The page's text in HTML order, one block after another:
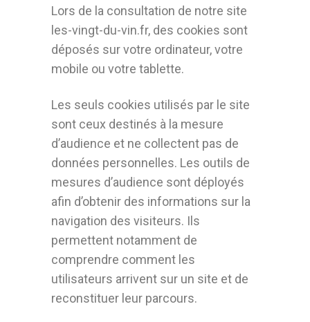
Lors de la consultation de notre site
les-vingt-du-vin.fr, des cookies sont
déposés sur votre ordinateur, votre
mobile ou votre tablette.
Les seuls cookies utilisés par le site
sont ceux destinés à la mesure
d’audience et ne collectent pas de
données personnelles. Les outils de
mesures d’audience sont déployés
afin d’obtenir des informations sur la
navigation des visiteurs. Ils
permettent notamment de
comprendre comment les
utilisateurs arrivent sur un site et de
reconstituer leur parcours.